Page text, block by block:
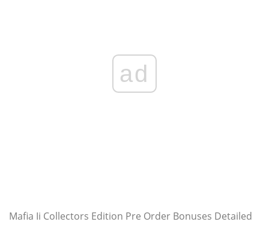
ad
Mafia Ii Collectors Edition Pre Order Bonuses Detailed